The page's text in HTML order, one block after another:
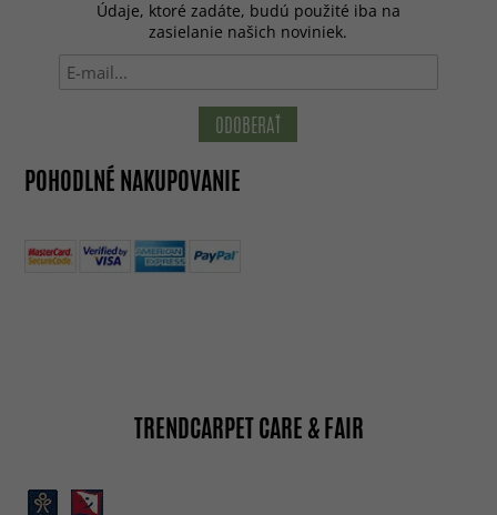
Údaje, ktoré zadáte, budú použité iba na
zasielanie našich noviniek.
ODOBERAŤ
POHODLNÉ NAKUPOVANIE
TRENDCARPET CARE & FAIR